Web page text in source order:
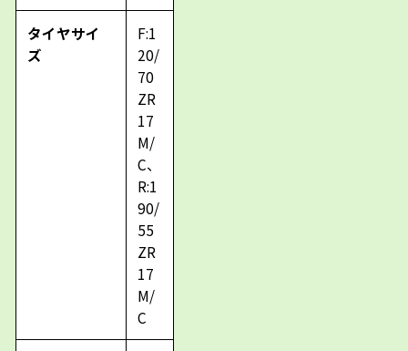
タイヤサイ
ズ
F:1
20/
70
ZR
17
M/
C、
R:1
90/
55
ZR
17
M/
C